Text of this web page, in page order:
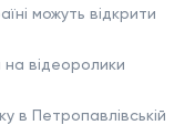
можуть відкрити
відеоролики
в Петропавлівській